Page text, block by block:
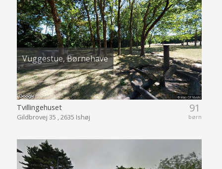
Vuggestue, Børnehave
91
børn
Tvillingehuset
Gildbrovej 35 , 2635 Ishøj